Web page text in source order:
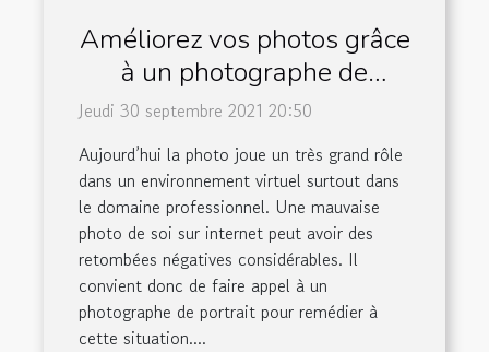
Améliorez vos photos grâce
à un photographe de
portrait
Jeudi 30 septembre 2021 20:50
Aujourd’hui la photo joue un très grand rôle
dans un environnement virtuel surtout dans
le domaine professionnel. Une mauvaise
photo de soi sur internet peut avoir des
retombées négatives considérables. Il
convient donc de faire appel à un
photographe de portrait pour remédier à
cette situation....